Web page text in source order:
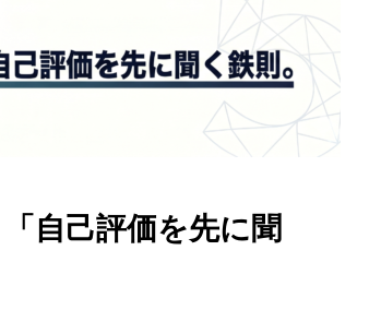
自己評価を先に聞